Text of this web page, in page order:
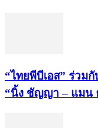
“ไทยพีบีเอส” ร่วม
“นิ้ง ชัญญา – แมน